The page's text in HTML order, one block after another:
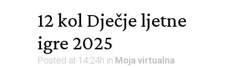
12 kol Dječje ljetne
igre 2025
Posted at 14:24h in Moja virtualna